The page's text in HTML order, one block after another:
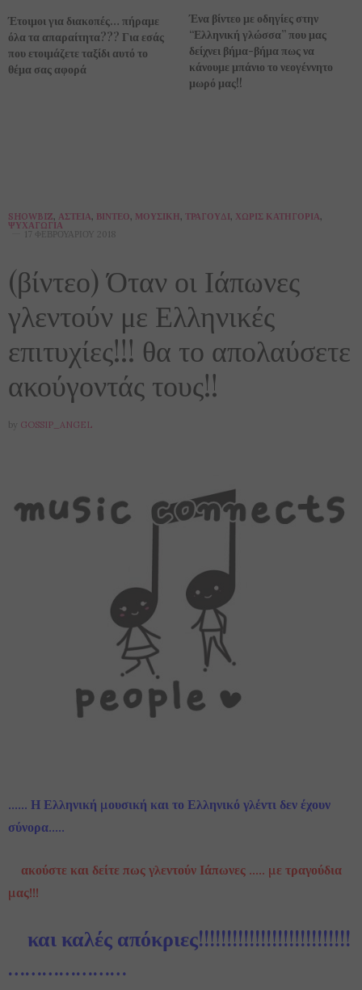
Έτοιμοι για διακοπές… πήραμε
όλα τα απαραίτητα??? Για εσάς
που ετοιμάζετε ταξίδι αυτό το
θέμα σας αφορά
Ένα βίντεο με οδηγίες στην
“Ελληνική γλώσσα” που μας
δείχνει βήμα-βήμα πως να
κάνουμε μπάνιο το νεογέννητο
μωρό μας!!
SHOWBIZ, ΑΣΤΕΊΑ, ΒΊΝΤΕΟ, ΜΟΥΣΙΚΉ, ΤΡΑΓΟΎΔΙ, ΧΩΡΊΣ ΚΑΤΗΓΟΡΊΑ,
ΨΥΧΑΓΩΓΊΑ
17 ΦΕΒΡΟΥΑΡΊΟΥ 2018
(βίντεο) Όταν οι Ιάπωνες
γλεντούν με Ελληνικές
επιτυχίες!!! θα το απολαύσετε
ακούγοντάς τους!!
by GOSSIP_ANGEL
…… Η Ελληνική μουσική και το Ελληνικό γλέντι δεν έχουν
σύνορα…..
ακούστε και δείτε πως γλεντούν Ιάπωνες ….. με τραγούδια
μας!!!
και καλές απόκριες!!!!!!!!!!!!!!!!!!!!!!!!!!!
…………………